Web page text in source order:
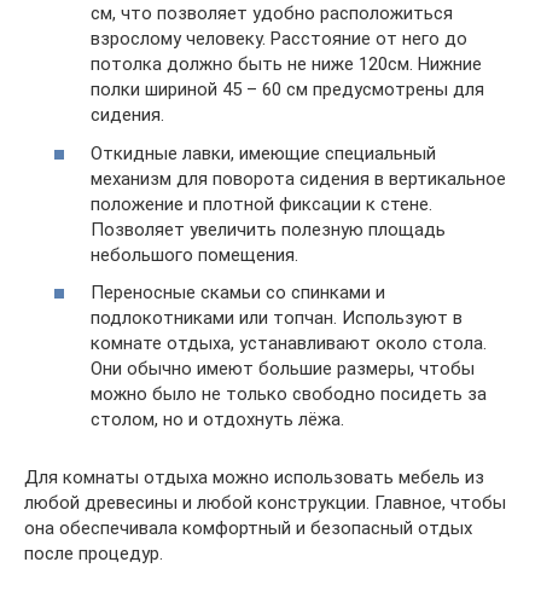
см, что позволяет удобно расположиться
взрослому человеку. Расстояние от него до
потолка должно быть не ниже 120см. Нижние
полки шириной 45 – 60 см предусмотрены для
сидения.
Откидные лавки, имеющие специальный
механизм для поворота сидения в вертикальное
положение и плотной фиксации к стене.
Позволяет увеличить полезную площадь
небольшого помещения.
Переносные скамьи со спинками и
подлокотниками или топчан. Используют в
комнате отдыха, устанавливают около стола.
Они обычно имеют большие размеры, чтобы
можно было не только свободно посидеть за
столом, но и отдохнуть лёжа.
Для комнаты отдыха можно использовать мебель из
любой древесины и любой конструкции. Главное, чтобы
она обеспечивала комфортный и безопасный отдых
после процедур.